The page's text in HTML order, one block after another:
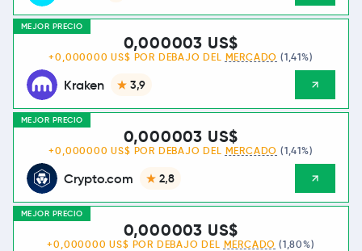
MEJOR PRECIO
Kraken 3,9
0,000003 US$
+0,000000 US$ POR DEBAJO DEL MERCADO (1,41%)
MEJOR PRECIO
Crypto.com 2,8
0,000003 US$
+0,000000 US$ POR DEBAJO DEL MERCADO (1,41%)
MEJOR PRECIO
0,000003 US$
+0,000000 US$ POR DEBAJO DEL MERCADO (1,80%)